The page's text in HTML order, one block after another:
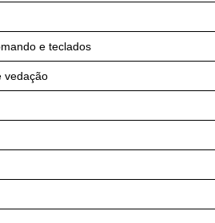
e teclados
vedação